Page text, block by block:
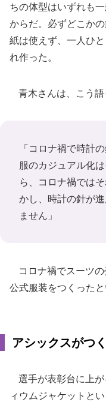
ちの体型はいずれも
からだ。必ずどこか
紙は使えず、一人ひ
れ作った。
青木さんは、こう語
「コロナ禍で時計
服のカジュアル化
ら、コロナ禍では
かし、時計の針が
ません」
コロナ禍でスーツの
公式服装をつくった
アシックスがつ
選手が表彰台に上
ィウムジャケットと